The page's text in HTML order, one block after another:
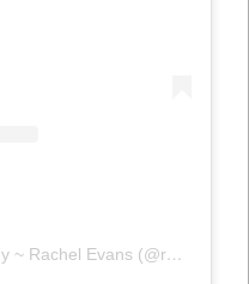
A post shared by Barbie Parody ~ Rachel Evans (@rachel_evans_bikini)